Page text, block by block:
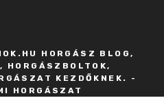
HORGÁSZ BLOG,
HORGÁSZBOLTOK,
KEZDŐKNEK. -
HORGÁSZAT